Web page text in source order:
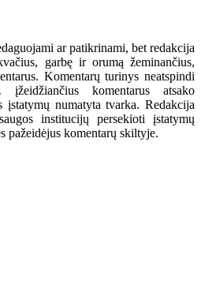
ar patikrinami, bet redakcija
garbę ir orumą žeminančius,
Komentarų turinys neatspindi
komentarus atsako
įstatymų numatyta tvarka. Redakcija
institucijų persekioti įstatymų
pažeidėjus komentarų skiltyje.